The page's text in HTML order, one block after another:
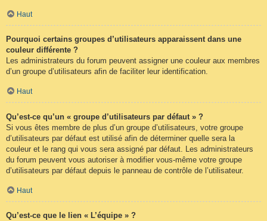
Haut
Pourquoi certains groupes d’utilisateurs apparaissent dans une
couleur différente ?
Les administrateurs du forum peuvent assigner une couleur aux membres
d’un groupe d’utilisateurs afin de faciliter leur identification.
Haut
Qu’est-ce qu’un « groupe d’utilisateurs par défaut » ?
Si vous êtes membre de plus d’un groupe d’utilisateurs, votre groupe
d’utilisateurs par défaut est utilisé afin de déterminer quelle sera la
couleur et le rang qui vous sera assigné par défaut. Les administrateurs
du forum peuvent vous autoriser à modifier vous-même votre groupe
d’utilisateurs par défaut depuis le panneau de contrôle de l’utilisateur.
Haut
Qu’est-ce que le lien « L’équipe » ?